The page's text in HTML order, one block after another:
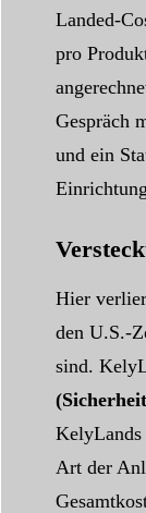
Landed-
pro
Gespräch
und ein
Hier
den U.S.-
sind.
KelyLands
Art der